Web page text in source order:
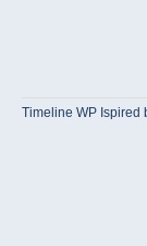
Timeline WP Ispired